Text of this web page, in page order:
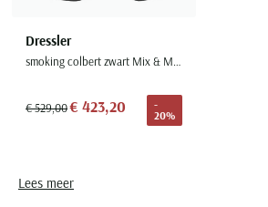
Dressler
smoking colbert zwart Mix & Match
€ 529,00€ 423,20
-
20%
Lees meer